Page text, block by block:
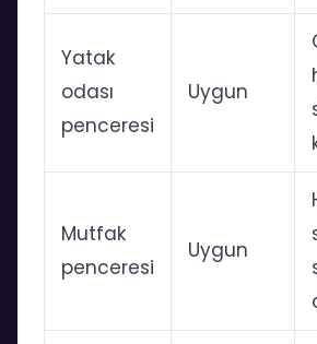
Yatak
odası
penceresi
Uygun
Mutfak
penceresi
Uygun